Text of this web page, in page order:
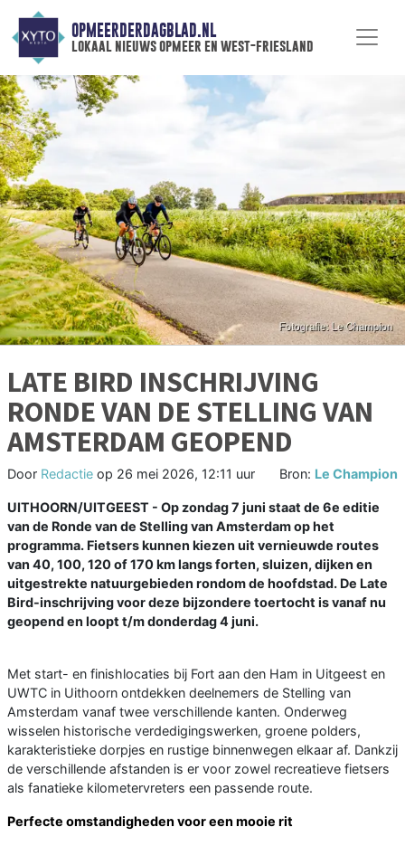
OPMEERDERDAGBLAD.NL
lokaal nieuws opmeer en west-friesland
LATE BIRD INSCHRIJVING
RONDE VAN DE STELLING VAN
AMSTERDAM GEOPEND
Door Redactie op 26 mei 2026, 12:11 uur Bron: Le Champion
UITHOORN/UITGEEST - Op zondag 7 juni staat de 6e editie
van de Ronde van de Stelling van Amsterdam op het
programma. Fietsers kunnen kiezen uit vernieuwde routes
van 40, 100, 120 of 170 km langs forten, sluizen, dijken en
uitgestrekte natuurgebieden rondom de hoofdstad. De Late
Bird-inschrijving voor deze bijzondere toertocht is vanaf nu
geopend en loopt t/m donderdag 4 juni.
Met start- en finishlocaties bij Fort aan den Ham in Uitgeest en
UWTC in Uithoorn ontdekken deelnemers de Stelling van
Amsterdam vanaf twee verschillende kanten. Onderweg
wisselen historische verdedigingswerken, groene polders,
karakteristieke dorpjes en rustige binnenwegen elkaar af. Dankzij
de verschillende afstanden is er voor zowel recreatieve fietsers
als fanatieke kilometervreters een passende route.
Perfecte omstandigheden voor een mooie rit